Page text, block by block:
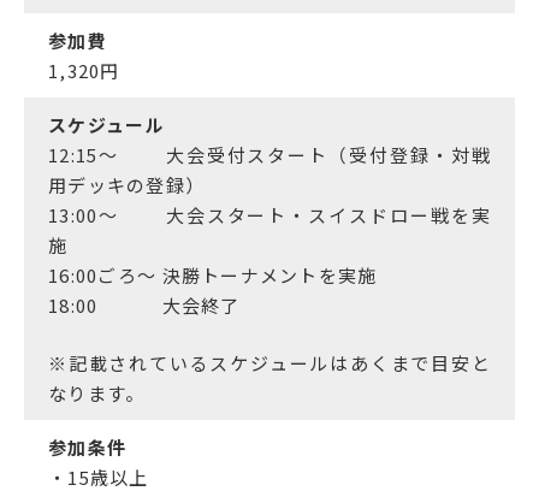
参加費
1,320円
スケジュール
12:15～ 大会受付スタート（受付登録・対戦
用デッキの登録）
13:00～ 大会スタート・スイスドロー戦を実
施
16:00ごろ～ 決勝トーナメントを実施
18:00 大会終了
※記載されているスケジュールはあくまで目安と
なります。
参加条件
・15歳以上